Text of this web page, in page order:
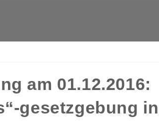
am 01.12.2016:
gesetzgebung in